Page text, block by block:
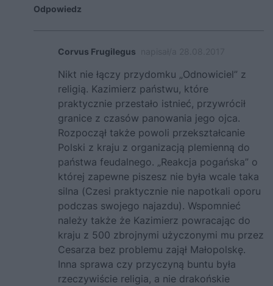
Odpowiedz
Corvus Frugilegus
Nikt nie łączy przydomku „Odnowiciel” z
religią. Kazimierz państwu, które
praktycznie przestało istnieć, przywrócił
granice z czasów panowania jego ojca.
Rozpoczął także powoli przekształcanie
Polski z kraju z organizacją plemienną do
państwa feudalnego. „Reakcja pogańska” o
której zapewne piszesz nie była wcale taka
silna (Czesi praktycznie nie napotkali oporu
podczas swojego najazdu). Wspomnieć
należy także że Kazimierz powracając do
kraju z 500 zbrojnymi użyczonymi mu przez
Cesarza bez problemu zajął Małopolskę.
Inna sprawa czy przyczyną buntu była
rzeczywiście religia, a nie drakońskie